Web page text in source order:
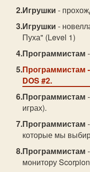
Игрушки -
Игрушки -
Пуха" (Level 1)
Программистам
Программистам
DOS #2.
Программистам
играх).
Программистам
которые мы
Программистам
монитору